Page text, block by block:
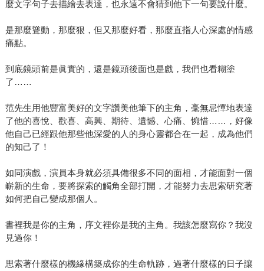
麼文字句子去描繪去表達，也永遠不會猜到他下一句要說什麼。
是那麼聳動，那麼狠，但又那麼好看，那麼直指人心深處的情感
痛點。
到底鏡頭前是眞實的，還是鏡頭後面也是戲，我們也看糊塗
了……
范先生用他豐富美好的文字讚美他筆下的主角，毫無忌憚地表達
了他的喜悅、歡喜、高興、期待、遺憾、心痛、惋惜……，好像
他自己已經跟他那些他深愛的人的身心靈都合在一起，成為他們
的知己了！
如同演戲，演員本身就必須具備很多不同的面相，才能面對一個
嶄新的生命，要將探索的觸角全部打開，才能努力去思索研究著
如何把自己變成那個人。
書裡我是你的主角，序文裡你是我的主角。我該怎麼寫你？我沒
見過你！
思索著什麼樣的機緣構築成你的生命軌跡，過著什麼樣的日子讓